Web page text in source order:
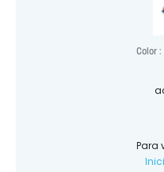
Color :
Para